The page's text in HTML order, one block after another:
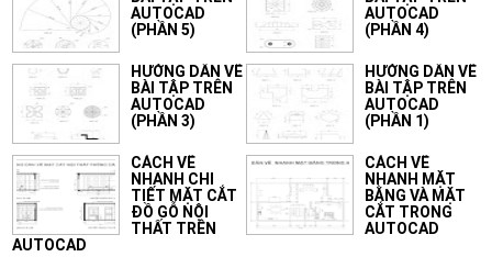
AUTOCAD
(PHẦN 5)
AUTOCAD
(PHẦN 4)
HƯỚNG DẪN VẼ
BÀI TẬP TRÊN
AUTOCAD
(PHẦN 3)
HƯỚNG DẪN VẼ
BÀI TẬP TRÊN
AUTOCAD
(PHẦN 1)
CÁCH VẼ
NHANH CHI
TIẾT MẶT CẮT
ĐỒ GỖ NỘI
THẤT TRÊN
AUTOCAD
CÁCH VẼ
NHANH MẶT
BẰNG VÀ MẶT
CẮT TRONG
AUTOCAD